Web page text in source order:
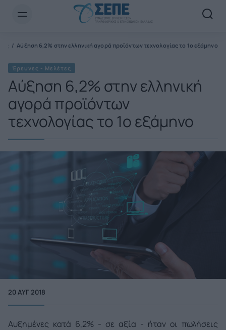
Αύξηση 6,2% στην ελληνική αγορά προϊόντων τεχνολογίας το 1ο εξάμηνο
Έρευνες - Μελέτες
Αύξηση 6,2% στην ελληνική
αγορά προϊόντων
τεχνολογίας το 1ο εξάμηνο
20 ΑΥΓ 2018
Αυξημένες κατά 6,2% - σε αξία - ήταν οι πωλήσεις
Newsletter Email*